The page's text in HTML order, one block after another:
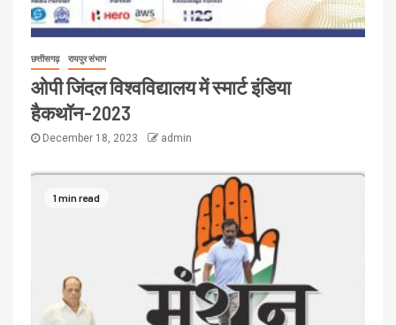
छत्तीसगढ़ रायपुर संभाग
ओपी जिंदल विश्वविद्यालय में स्मार्ट इंडिया
हैकथॉन-2023
December 18, 2023 admin
1 min read